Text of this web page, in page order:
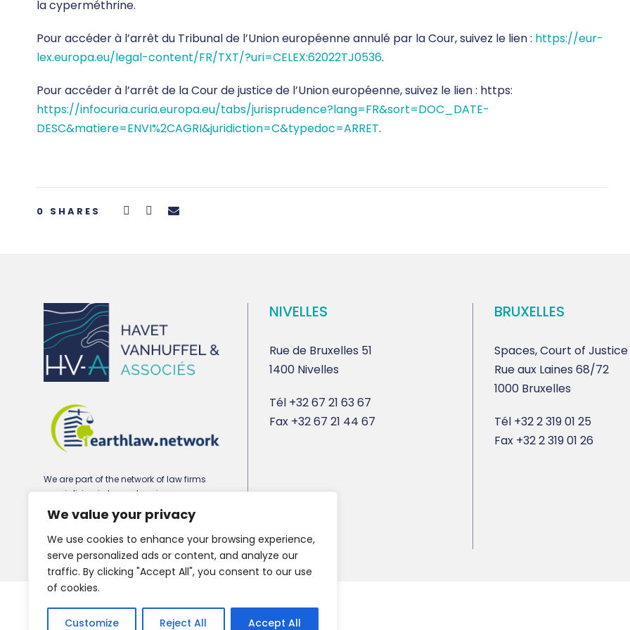
We value your privacy
We use cookies to enhance your browsing experience,
serve personalized ads or content, and analyze our
traffic. By clicking "Accept All", you consent to our use
of cookies.
Customize Reject All Accept All
la cyperméthrine.
Pour accéder à l’arrêt du Tribunal de l’Union européenne annulé par la Cour, suivez le lien : https://eur-
lex.europa.eu/legal-content/FR/TXT/?uri=CELEX:62022TJ0536.
Pour accéder à l’arrêt de la Cour de justice de l’Union européenne, suivez le lien : https:
https://infocuria.curia.europa.eu/tabs/jurisprudence?lang=FR&sort=DOC_DATE-
DESC&matiere=ENVI%2CAGRI&juridiction=C&typedoc=ARRET.
0 SHARES
We are part of the network of law firms
specializing in town planning,
environmental and real estate law
earthlaw.network
NIVELLES
Rue de Bruxelles 51
1400 Nivelles
Tél +32 67 21 63 67
Fax +32 67 21 44 67
BRUXELLES
Spaces, Court of Justice
Rue aux Laines 68/72
1000 Bruxelles
Tél +32 2 319 01 25
Fax +32 2 319 01 26
Copyright 2021 HV-A, All Right Reserved